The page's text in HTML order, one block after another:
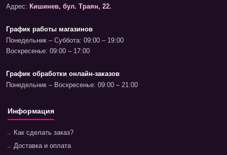
Адрес: Кишинев, бул. Траян, 22.
График работы магазинов
Понедельник – Суббота: 09:00 – 19:00
Воскресенье: 09:00 – 17:00
График обработки онлайн-заказов
Понедельник – Воскресенье: 09:00 – 21:00
Информация
Как сделать заказ?
Доставка и оплата